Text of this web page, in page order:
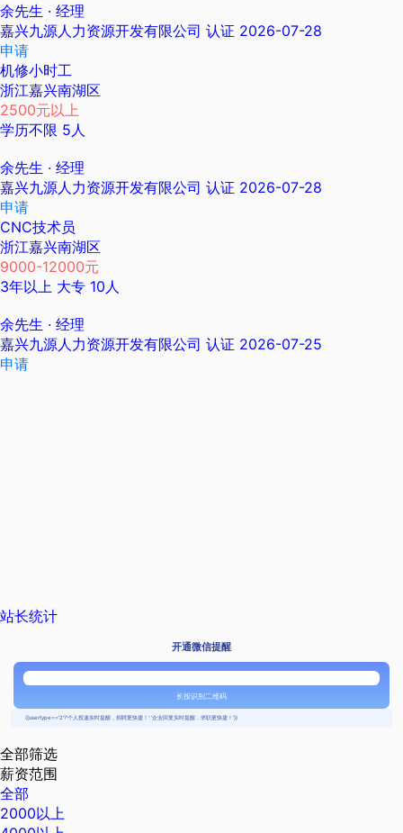
余先生 · 经理
嘉兴九源人力资源开发有限公司 认证 2026-07-28
申请
机修小时工
浙江嘉兴南湖区
2500元以上
学历不限 5人
余先生 · 经理
嘉兴九源人力资源开发有限公司 认证 2026-07-28
申请
CNC技术员
浙江嘉兴南湖区
9000-12000元
3年以上 大专 10人
余先生 · 经理
嘉兴九源人力资源开发有限公司 认证 2026-07-25
申请
站长统计
开通微信提醒
长按识别二维码
{{usertype=='2'?'个人投递实时提醒，招聘更快捷！':'企业回复实时提醒，求职更快捷！'}}
全部筛选
薪资范围
全部
2000以上